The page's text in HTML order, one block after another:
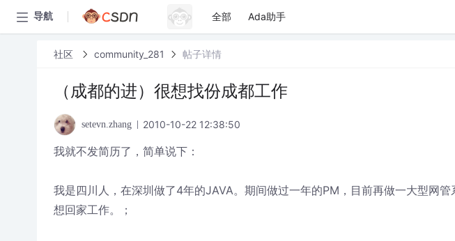
导航 全部 Ada助手
社区 community_281 帖子详情
（成都的进）很想找份成都工作
setevn.zhang 2010-10-22 12:38:50
我就不发简历了，简单说下：
我是四川人，在深圳做了4年的JAVA。期间做过一年的PM，目前再做一大型网
想回家工作。；